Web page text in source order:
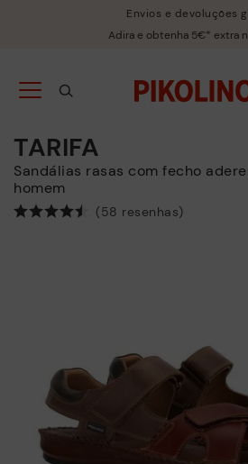
Envios e devoluções
Adira e obtenha 5€* extra
TARIFA
Sandálias rasas com fecho aderente para
homem
(58 resenhas)